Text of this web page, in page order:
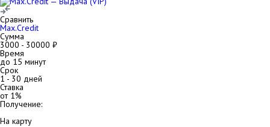
Сравнить
Max.Credit
Сумма
3000 - 30000 ₽
Время
до 15 минут
Срок
1- 30 дней
Ставка
от 1%
Получение:
На карту